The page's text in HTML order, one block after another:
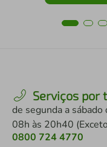
Serviços por
de segunda a sábado
08h às 20h40
0800 724 4770